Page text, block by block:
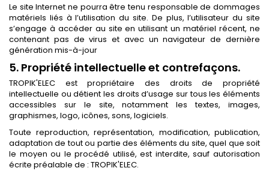
Le site Internet ne pourra être tenu responsable de dommages
matériels liés à l’utilisation du site. De plus, l’utilisateur du site
s’engage à accéder au site en utilisant un matériel récent, ne
contenant pas de virus et avec un navigateur de dernière
génération mis-à-jour
5. Propriété intellectuelle et contrefaçons.
TROPIK'ELEC est propriétaire des droits de propriété
intellectuelle ou détient les droits d’usage sur tous les éléments
accessibles sur le site, notamment les textes, images,
graphismes, logo, icônes, sons, logiciels.
Toute reproduction, représentation, modification, publication,
adaptation de tout ou partie des éléments du site, quel que soit
le moyen ou le procédé utilisé, est interdite, sauf autorisation
écrite préalable de : TROPIK'ELEC.